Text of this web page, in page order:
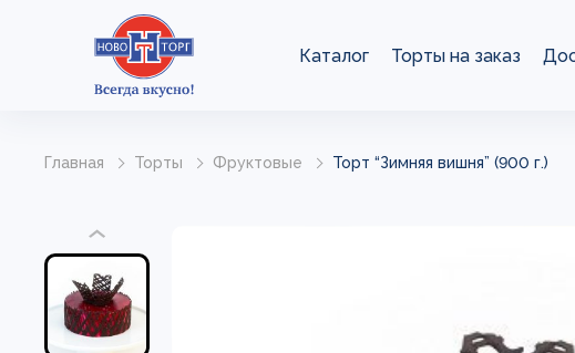
Каталог Торты на заказ
Главная Торты Фруктовые Торт “Зимняя вишня” (900 г.)